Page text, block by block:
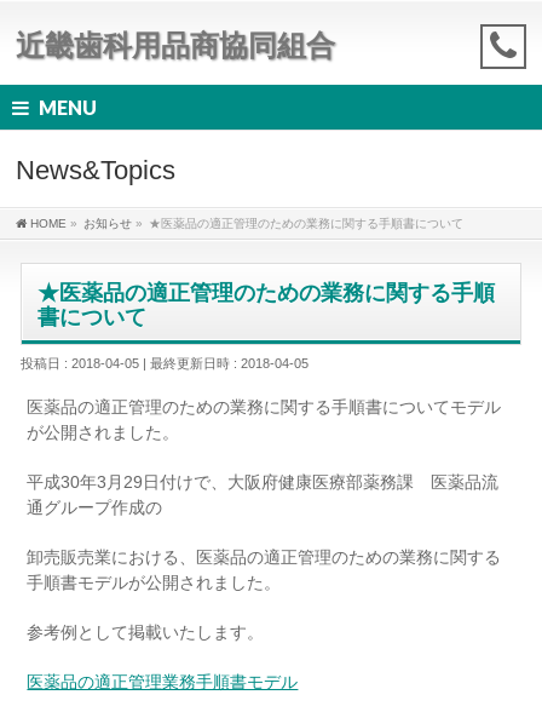
近畿歯科用品商協同組合
MENU
News&Topics
HOME » お知らせ » ★医薬品の適正管理のための業務に関する手順書について
★医薬品の適正管理のための業務に関する手順
書について
投稿日 : 2018-04-05 最終更新日時 : 2018-04-05
医薬品の適正管理のための業務に関する手順書についてモデル
が公開されました。
平成30年3月29日付けで、大阪府健康医療部薬務課 医薬品流
通グループ作成の
卸売販売業における、医薬品の適正管理のための業務に関する
手順書モデルが公開されました。
参考例として掲載いたします。
医薬品の適正管理業務手順書モデル